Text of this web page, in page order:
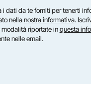
i dati da te forniti per tenerti
nellanostra informativa.
riportate inquesta
nelle email.